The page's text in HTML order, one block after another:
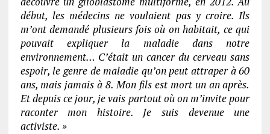
début, les médecins ne voulaient pas y croire. Ils
m’ont demandé plusieurs fois où on habitait, ce qui
pouvait expliquer la maladie dans notre
environnement… C’était un cancer du cerveau sans
espoir, le genre de maladie qu’on peut attraper à 60
ans, mais jamais à 8. Mon fils est mort un an après.
Et depuis ce jour, je vais partout où on m’invite pour
raconter mon histoire. Je suis devenue une
activiste. »